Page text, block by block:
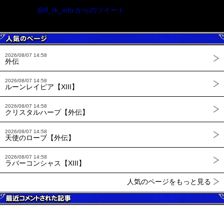
@ff_rk_info からのツイート
2026/08/07 14:58
外伝
2026/08/07 14:58
ルーンレイピア【XIII】
2026/08/07 14:58
クリスタルハープ【外伝】
2026/08/07 14:58
天使のローブ【外伝】
2026/08/07 14:58
ラバーコンシャス【XIII】
人気のページをもっと見る